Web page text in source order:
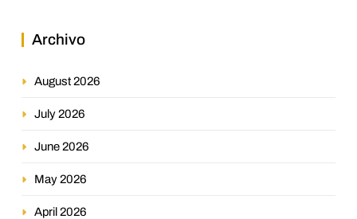
Archivo
August 2026
July 2026
June 2026
May 2026
April 2026